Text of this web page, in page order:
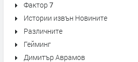
Фактор 7
Истории извън Новините
Различните
Гейминг
Димитър Аврамов